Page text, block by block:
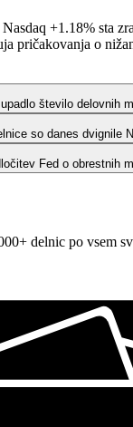
+1.18% sta
pričakovanja o
število delovnih
so danes dvignile
Fed o obrestnih
delnic po vsem